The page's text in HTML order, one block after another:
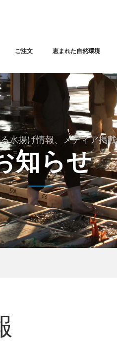
ご注文 恵まれた自然環境
水揚げ情報、メディア掲
知らせ